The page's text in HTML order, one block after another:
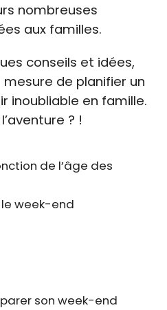
nombreuses
aux familles.
conseils et idées,
de planifier un
inoubliable en famille.
? !
de l’âge des
week-end
son week-end